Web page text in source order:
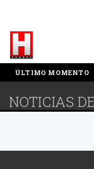
ÚLTIMO MOMENTO
NOTICIAS